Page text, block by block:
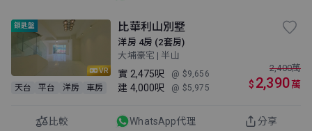
VR
鎖匙盤
天台 平台 洋房 車房
比華利山別墅
洋房 4房 (2套房)
大埔豪宅 | 半山
實 2,475呎 @ $9,656
建 4,000呎 @ $5,975
2,400萬
$ 2,390萬
比較 WhatsApp代理 分享